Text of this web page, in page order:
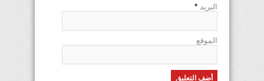
البريد *
الموقع